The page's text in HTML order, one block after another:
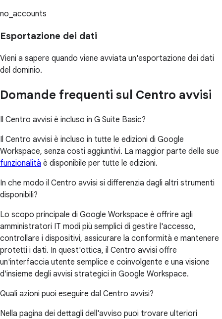
no_accounts
Esportazione dei dati
Vieni a sapere quando viene avviata un'esportazione dei dati
del dominio.
Domande frequenti sul Centro avvisi
Il Centro avvisi è incluso in G Suite Basic?
Il Centro avvisi è incluso in tutte le edizioni di Google
Workspace, senza costi aggiuntivi. La maggior parte delle sue
funzionalità è disponibile per tutte le edizioni.
In che modo il Centro avvisi si differenzia dagli altri strumenti
disponibili?
Lo scopo principale di Google Workspace è offrire agli
amministratori IT modi più semplici di gestire l'accesso,
controllare i dispositivi, assicurare la conformità e mantenere
protetti i dati. In quest'ottica, il Centro avvisi offre
un'interfaccia utente semplice e coinvolgente e una visione
d'insieme degli avvisi strategici in Google Workspace.
Quali azioni puoi eseguire dal Centro avvisi?
Nella pagina dei dettagli dell'avviso puoi trovare ulteriori